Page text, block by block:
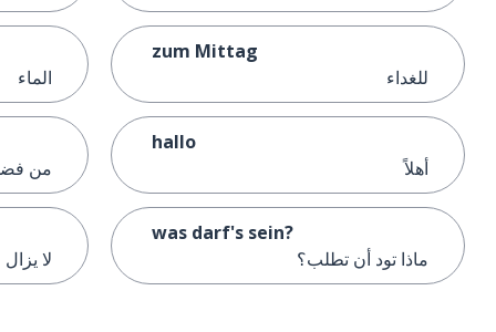
zum Mittag
للغداء
hallo
أهلاً
was darf's sein?
ماذا تود أن تطلب؟
الماء
من
لا يزال